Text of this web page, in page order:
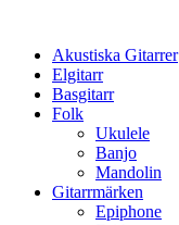
innehållAkustiska Gitarrer
Elgitarr
Basgitarr
Folk
Ukulele
Banjo
Mandolin
Gitarrmärken
Epiphone